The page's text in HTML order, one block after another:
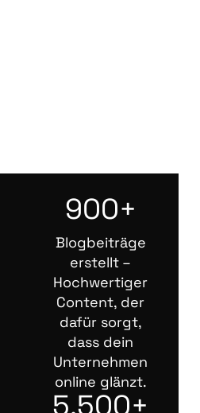
900+
Blogbeiträge
erstellt –
Hochwertiger
Content, der
dafür sorgt,
dass dein
Unternehmen
online glänzt.
5.500+